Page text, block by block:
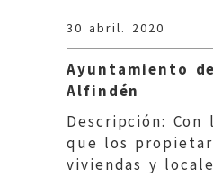
30 abril. 2020
Ayuntamiento
Alfindén
Descripción:
que los
viviendas y